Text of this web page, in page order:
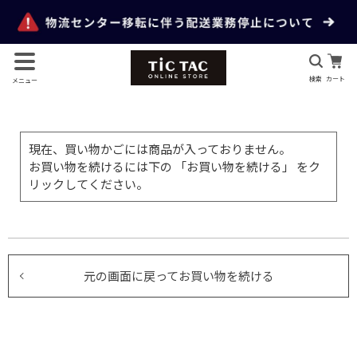
メニュー 検索 カート
現在、買い物かごには商品が入っておりません。
お買い物を続けるには下の 「お買い物を続ける」 をク
リックしてください。
元の画面に戻ってお買い物を続ける